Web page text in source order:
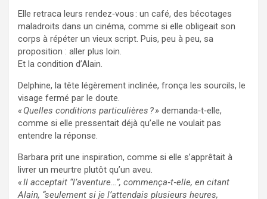
Elle retraca leurs rendez‑vous : un café, des bécotages
maladroits dans un cinéma, comme si elle obligeait son
corps à répéter un vieux script. Puis, peu à peu, sa
proposition : aller plus loin.
Et la condition d’Alain.
Delphine, la tête légèrement inclinée, fronça les sourcils, le
visage fermé par le doute.
« Quelles conditions particulières ? » demanda‑t‑elle,
comme si elle pressentait déjà qu’elle ne voulait pas
entendre la réponse.
Barbara prit une inspiration, comme si elle s’apprêtait à
livrer un meurtre plutôt qu’un aveu.
« Il acceptait “l’aventure…”, commença‑t‑elle, en citant
Alain, “seulement si je l’attendais plusieurs heures,